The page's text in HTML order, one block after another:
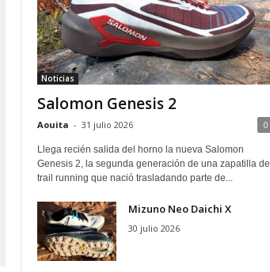
Noticias
Salomon Genesis 2
Aouita - 31 julio 2026 0
Llega recién salida del horno la nueva Salomon
Genesis 2, la segunda generación de una zapatilla de
trail running que nació trasladando parte de...
Mizuno Neo Daichi X
30 julio 2026